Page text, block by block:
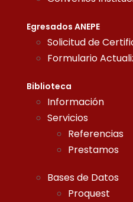
Egresados ANEPE
Solicitud de
Formulario
Biblioteca
Información
Servicios
Referencias
Prestamos
Bases de Datos
Proquest